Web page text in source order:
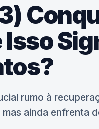
Isso
rumo à
ainda enfrenta